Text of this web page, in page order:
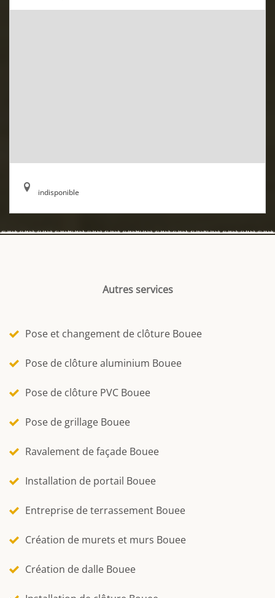
indisponible
Autres services
Pose et changement de clôture Bouee
Pose de clôture aluminium Bouee
Pose de clôture PVC Bouee
Pose de grillage Bouee
Ravalement de façade Bouee
Installation de portail Bouee
Entreprise de terrassement Bouee
Création de murets et murs Bouee
Création de dalle Bouee